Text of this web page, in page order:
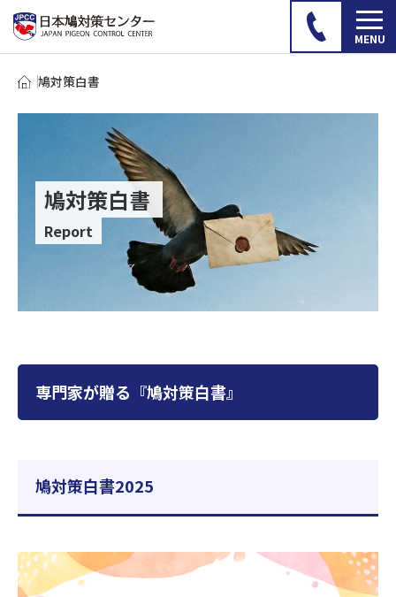
鳩対策白書
鳩対策白書
Report
専門家が贈る『鳩対策白書』
鳩対策白書2025